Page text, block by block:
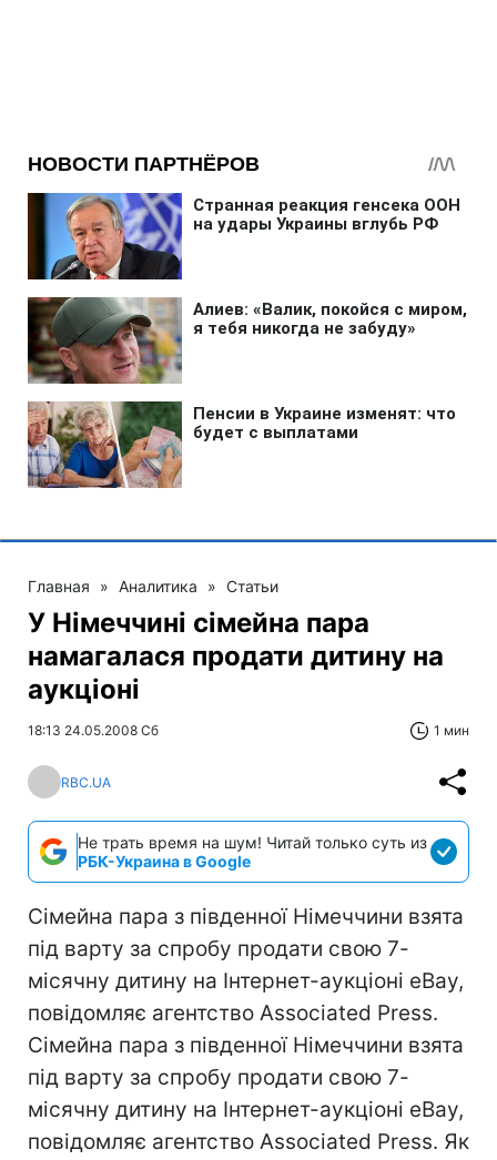
Главная » Аналитика » Статьи
У Німеччині сімейна пара
намагалася продати дитину на
аукціоні
18:13 24.05.2008 Сб 1 мин
RBC.UA
Не трать время на шум! Читай только суть из
РБК-Украина в Google
Сімейна пара з південної Німеччини взята
під варту за спробу продати свою 7-
місячну дитину на Інтернет-аукціоні eВay,
повідомляє агентство Associated Press.
Сімейна пара з південної Німеччини взята
під варту за спробу продати свою 7-
місячну дитину на Інтернет-аукціоні eВay,
повідомляє агентство Associated Press. Як